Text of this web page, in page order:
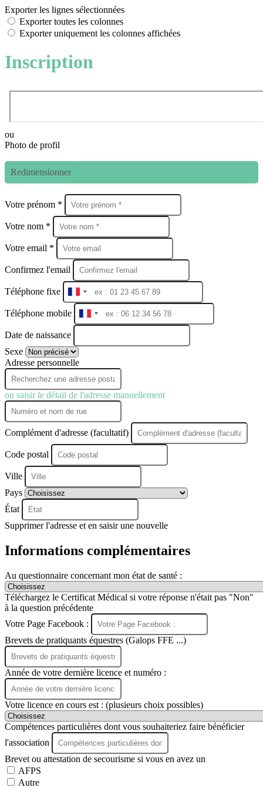
Exporter les lignes sélectionnées
Exporter toutes les colonnes
Exporter uniquement les colonnes affichées
Inscription
ou
Photo de profil
Redimensionner
Votre prénom *
Votre nom *
Votre email *
Confirmez l'email
Téléphone fixe
France
+33
Téléphone mobile
France
+33
Date de naissance
Sexe
Adresse personnelle
ou saisir le détail de l'adresse manuellement
Complément d'adresse (facultatif)
Code postal
Ville
Pays
État
Supprimer l'adresse et en saisir une nouvelle
Informations complémentaires
Au questionnaire concernant mon état de santé :
Téléchargez le Certificat Médical si votre réponse n'était pas "Non"
à la question précédente
Votre Page Facebook :
Brevets de pratiquants équestres (Galops FFE ...)
Année de votre dernière licence et numéro :
Votre licence en cours est : (plusieurs choix possibles)
Compétences particulières dont vous souhaiteriez faire bénéficier
l'association
Brevet ou attestation de secourisme si vous en avez un
AFPS
Autre